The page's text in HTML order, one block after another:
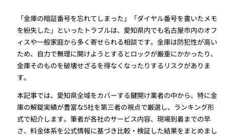
「金庫の暗証番号を忘れてしまった」「ダイヤル番号を書いたメモ
を紛失した」といったトラブルは、愛知県内でも名古屋市内のオフ
ィスや一般家庭から多く寄せられる相談です。金庫は防犯性が高い
ため、自力で無理に開けようとするとロックが厳重にかかったり、
金庫そのものを破壊せざるを得なくなったりするリスクがありま
す。
本記事では、愛知県全域をカバーする鍵開け業者の中から、特に金
庫の解錠実績が豊富な5社を第三者の視点で厳選し、ランキング形
式で紹介します。筆者が各社のサービス内容、現場到着までの早
さ、料金体系を公式情報に基づき比較・検証した結果をまとめまし